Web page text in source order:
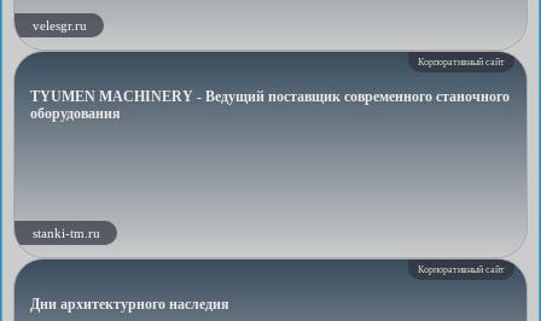
velesgr.ru
Корпоративный сайт
TYUMEN MACHINERY - Ведущий поставщик современного станочного
оборудования
stanki-tm.ru
Корпоративный сайт
Дни архитектурного наследия